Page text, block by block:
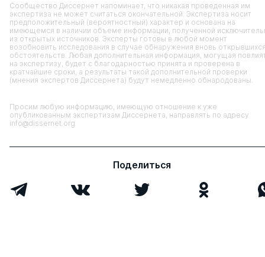
Сообщество Диссернет напоминает, что никакая проведенная им
экспертиза не может считаться окончательной. Экспертиза носит
предположительный (вероятностный) характер и основана на
имеющемся в наличии объеме информации, полученной
из открытых источников. Эксперты готовы в любой момент
возобновить исследования в случае обнаружения вновь
обстоятельств. Любая дополнительная информация, могущая
на экспертизу, будет с благодарностью принята и проверена в
кратчайшие сроки, а результаты такой дополнительной проверки
(мнения экспертов Диссернета) будут немедленно обнародованы.
Просим любую информацию, имеющую отношение к уже
опубликованным экспертизам Диссернета, направлять по адресу
info@dissernet.org
Поделиться